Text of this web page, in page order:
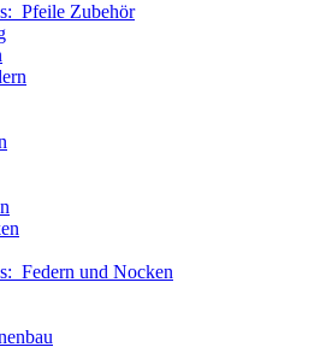
Pfeile Zubehör
Federn und Nocken